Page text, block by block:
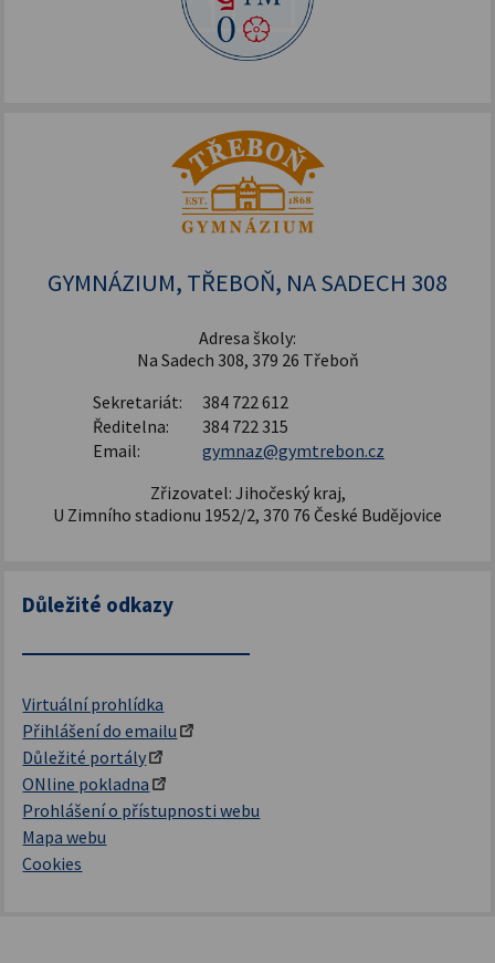
GYMNÁZIUM, TŘEBOŇ, NA SADECH 308
Adresa školy:
Na Sadech 308, 379 26 Třeboň
Sekretariát:
384 722 612
Ředitelna:
384 722 315
Email:
gymnaz@gymtrebon.cz
Zřizovatel: Jihočeský kraj,
U Zimního stadionu 1952/2, 370 76 České Budějovice
Důležité odkazy
Virtuální prohlídka
Přihlášení do emailu
Důležité portály
ONline pokladna
Prohlášení o přístupnosti webu
Mapa webu
Cookies